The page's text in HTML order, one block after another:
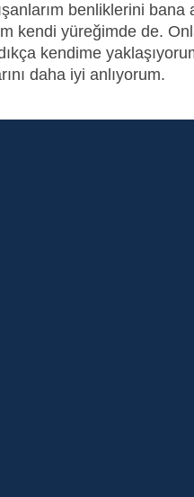
benliklerini bana
kendi yüreğimde de.
kendime
daha iyi anlıyorum.